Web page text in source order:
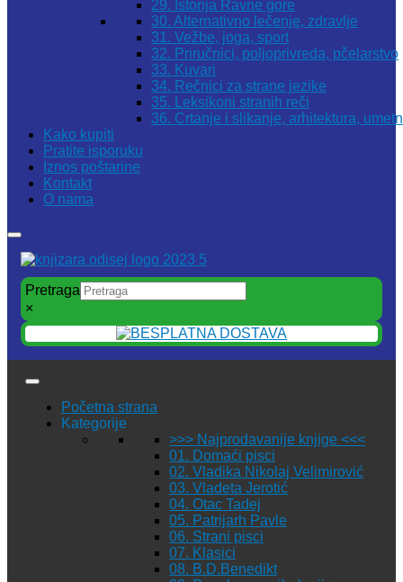
29. Istorija Ravne gore
30. Alternativno lečenje, zdravlje
31. Vežbe, joga, sport
32. Priručnici, poljoprivreda, pčelarstvo
33. Kuvari
34. Rečnici za strane jezike
35. Leksikoni stranih reči
36. Crtanje i slikanje, arhitektura,
Kako kupiti
Pratite isporuku
Iznos poštarine
Kontakt
O nama
Pretraga
×
Početna strana
Kategorije
>>> Najprodavanije knjige <<<
01. Domaći pisci
02. Vladika Nikolaj Velimirović
03. Vladeta Jerotić
04. Otac Tadej
05. Patrijarh Pavle
06. Strani pisci
07. Klasici
08. B.D.Benedikt